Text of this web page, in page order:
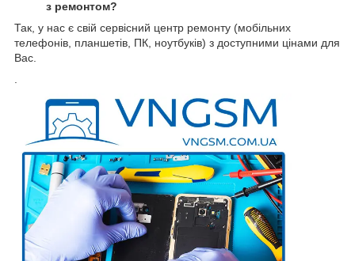
з ремонтом?
Так, у нас є свій сервісний центр ремонту (мобільних
телефонів, планшетів, ПК, ноутбуків) з доступними цінами для
Вас.